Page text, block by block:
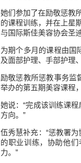
她们参加了在励敬惩教
的课程训练，并在上星
与国际斯佳美容协会圣
为期个多月的课程由国
及面部护理、手部护理
励敬惩教所惩教事务监
举办的第五期美容课程
她说：“完成该训练课
方向。”
伍秀慧补充：“惩教署
的职业训练，协助他
力。”